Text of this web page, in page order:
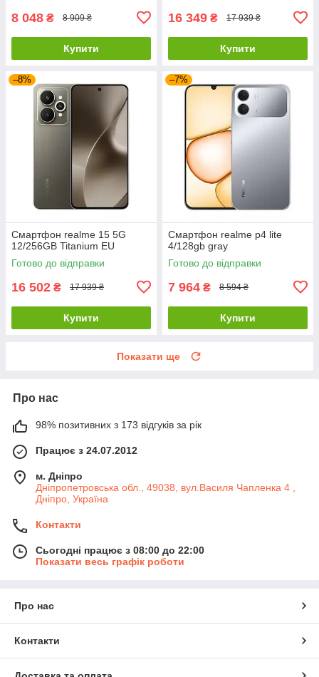
8 048 ₴ 8 909 ₴
Купити
16 349 ₴ 17 939 ₴
Купити
–8%
Смартфон realme 15 5G
12/256GB Titanium EU
Готово до відправки
16 502 ₴ 17 939 ₴
Купити
–7%
Смартфон realme p4 lite
4/128gb gray
Готово до відправки
7 964 ₴ 8 594 ₴
Купити
Показати ще
Про нас
98% позитивних з 173 відгуків за рік
Працює з 24.07.2012
м. Дніпро
Дніпропетровська обл., 49038, вул.Василя Чапленка 4 ,
Дніпро, Україна
Контакти
Сьогодні працює з 08:00 до 22:00
Показати весь графік роботи
Про нас
Контакти